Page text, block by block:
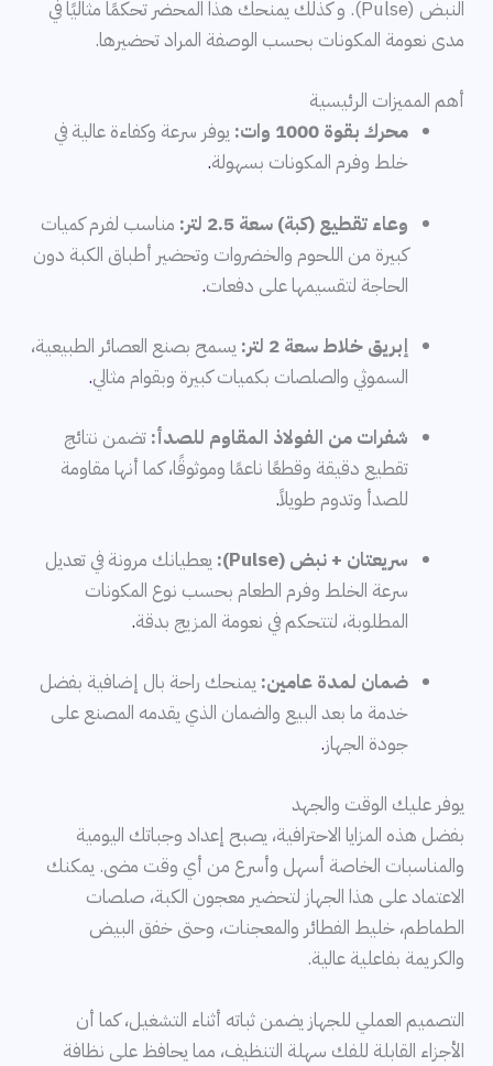
النبض (Pulse). و كذلك يمنحك هذا المحضر تحكمًا مثاليًا في
مدى نعومة المكونات بحسب الوصفة المراد تحضيرها.
أهم المميزات الرئيسية
محرك بقوة 1000 وات:
يوفر سرعة وكفاءة عالية في
خلط وفرم المكونات بسهولة.
وعاء تقطيع (كبة) سعة 2.5 لتر:
مناسب لفرم كميات
كبيرة من اللحوم والخضروات وتحضير أطباق الكبة دون
الحاجة لتقسيمها على دفعات.
إبريق خلاط سعة 2 لتر:
يسمح بصنع العصائر الطبيعية،
السموثي والصلصات بكميات كبيرة وبقوام مثالي.
شفرات من الفولاذ المقاوم للصدأ: تضمن نتائج
تقطيع دقيقة وقطعًا ناعمًا وموثوقًا، كما أنها مقاومة
للصدأ وتدوم طويلاً.
سريعتان + نبض (Pulse):
يعطيانك مرونة في تعديل
سرعة الخلط وفرم الطعام بحسب نوع المكونات
المطلوبة، لتتحكم في نعومة المزيج بدقة.
ضمان لمدة عامين: يمنحك راحة بال إضافية بفضل
خدمة ما بعد البيع والضمان الذي يقدمه المصنع على
جودة الجهاز.
يوفر عليك الوقت والجهد
بفضل هذه المزايا الاحترافية، يصبح إعداد وجباتك اليومية
والمناسبات الخاصة أسهل وأسرع من أي وقت مضى. يمكنك
الاعتماد على هذا الجهاز لتحضير معجون الكبة، صلصات
الطماطم، خليط الفطائر والمعجنات، وحتى خفق البيض
والكريمة بفاعلية عالية.
التصميم العملي للجهاز يضمن ثباته أثناء التشغيل، كما أن
الأجزاء القابلة للفك سهلة التنظيف، مما يحافظ على نظافة